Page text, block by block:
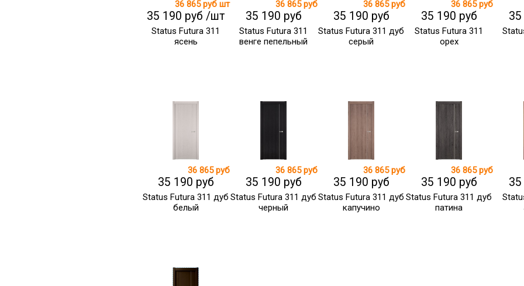
36 865 руб шт
35 190 руб /шт
Status Futura 311
ясень
36 865 руб
35 190 руб
Status Futura 311
венге пепельный
36 865 руб
35 190 руб
Status Futura 311 дуб
серый
36 865 руб
35 190 руб
Status Futura 311
орех
36 865 руб
35 190 руб
Status Futura 311 дуб
белый
36 865 руб
35 190 руб
Status Futura 311 дуб
черный
36 865 руб
35 190 руб
Status Futura 311 дуб
капучино
36 865 руб
35 190 руб
Status Futura 311 дуб
патина